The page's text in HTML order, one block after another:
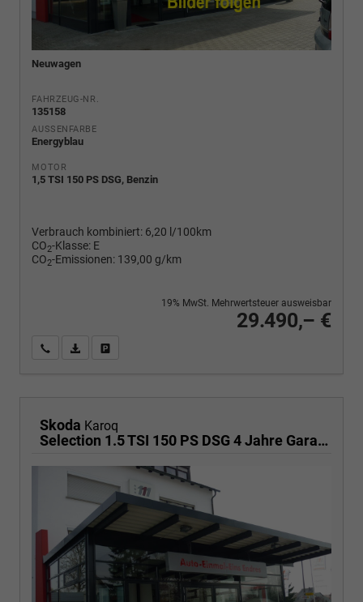
Neuwagen
FAHRZEUG-NR.
135158
AUSSENFARBE
Energyblau
MOTOR
1,5 TSI 150 PS DSG, Benzin
Verbrauch kombiniert: 6,20 l/100km
CO2-Klasse: E
CO2-Emissionen: 139,00 g/km
29.490,– €
19% MwSt. Mehrwertsteuer ausweisbar
Wir rufen Sie anPDF-Fahrzeugexposé drucken
Skoda Karoq
Selection 1.5 TSI 150 PS DSG 4 Jahre Garantie-Keyless Start-AppleCarPlay-AndroidAuto-Sunset-Tempomat-2-Zonen-Klima-16''Alu